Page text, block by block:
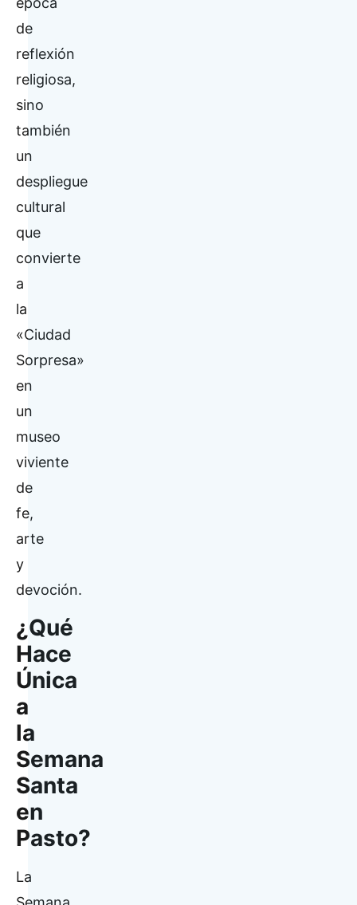
de
reflexión
religiosa,
sino
también
un
despliegue
cultural
que
convierte
a
la
«Ciudad
Sorpresa»
en
un
museo
viviente
de
fe,
arte
y
devoción.
¿Qué
Hace
Única
a
la
Semana
Santa
en
Pasto?
La